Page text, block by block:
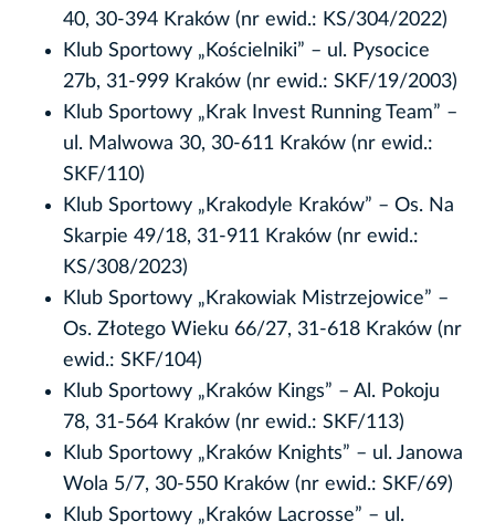
40, 30-394 Kraków (nr ewid.: KS/304/2022)
Klub Sportowy „Kościelniki” – ul. Pysocice
27b, 31-999 Kraków (nr ewid.: SKF/19/2003)
Klub Sportowy „Krak Invest Running Team” –
ul. Malwowa 30, 30-611 Kraków (nr ewid.:
SKF/110)
Klub Sportowy „Krakodyle Kraków” – Os. Na
Skarpie 49/18, 31-911 Kraków (nr ewid.:
KS/308/2023)
Klub Sportowy „Krakowiak Mistrzejowice” –
Os. Złotego Wieku 66/27, 31-618 Kraków (nr
ewid.: SKF/104)
Klub Sportowy „Kraków Kings” – Al. Pokoju
78, 31-564 Kraków (nr ewid.: SKF/113)
Klub Sportowy „Kraków Knights” – ul. Janowa
Wola 5/7, 30-550 Kraków (nr ewid.: SKF/69)
Klub Sportowy „Kraków Lacrosse” – ul.